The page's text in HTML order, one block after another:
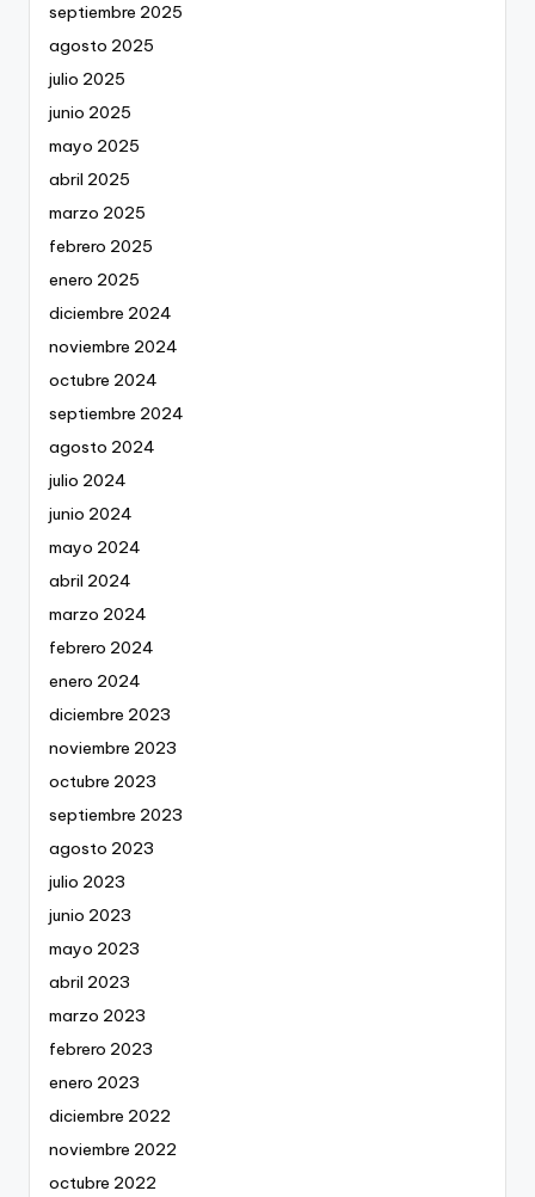
septiembre 2025
agosto 2025
julio 2025
junio 2025
mayo 2025
abril 2025
marzo 2025
febrero 2025
enero 2025
diciembre 2024
noviembre 2024
octubre 2024
septiembre 2024
agosto 2024
julio 2024
junio 2024
mayo 2024
abril 2024
marzo 2024
febrero 2024
enero 2024
diciembre 2023
noviembre 2023
octubre 2023
septiembre 2023
agosto 2023
julio 2023
junio 2023
mayo 2023
abril 2023
marzo 2023
febrero 2023
enero 2023
diciembre 2022
noviembre 2022
octubre 2022